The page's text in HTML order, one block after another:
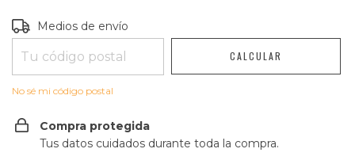
Entregas para el CP:
Medios de envío
CALCULAR
No sé mi código postal
Compra protegida
Tus datos cuidados durante toda la compra.